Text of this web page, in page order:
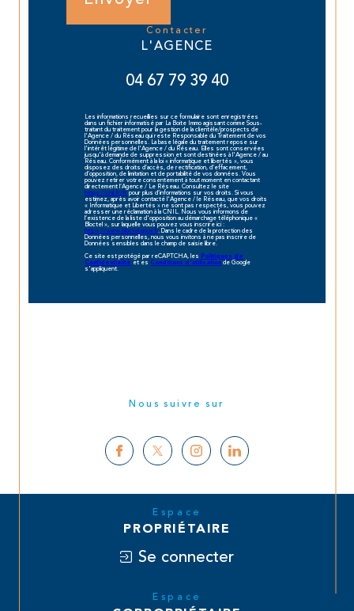
contacter
L'AGENCE
04 67 79 39 40
Les informations recueillies sur ce formulaire sont enregistrées
dans un fichier informatisé par La Boite Immo agissant comme Sous-
traitant du traitement pour la gestion de la clientèle/prospects de
l'Agence / du Réseau qui reste Responsable du Traitement de vos
Données personnelles. La base légale du traitement repose sur
l'intérêt légitime de l'Agence / du Réseau. Elles sont conservées
jusqu'à demande de suppression et sont destinées à l'Agence / au
Réseau. Conformément à la loi « informatique et libertés », vous
disposez des droits d’accès, de rectification, d’effacement,
d’opposition, de limitation et de portabilité de vos données. Vous
pouvez retirer votre consentement à tout moment en contactant
directement l’Agence / Le Réseau. Consultez le site
https://cnil.fr/frpour plus d’informations sur vos droits. Si vous
estimez, après avoir contacté l'Agence / le Réseau, que vos droits
« Informatique et Libertés » ne sont pas respectés, vous pouvez
adresser une réclamation à la CNIL. Nous vous informons de
l’existence de la liste d'opposition au démarchage téléphonique «
Bloctel », sur laquelle vous pouvez vous inscrire ici :
https://www.bloctel.gouv.fr. Dans le cadre de la protection des
Données personnelles, nous vous invitons à ne pas inscrire de
Données sensibles dans le champ de saisie libre.
Ce site est protégé par reCAPTCHA, les Politiques de
Confidentialité et es Conditions d'utilisationde Google
s'appliquent.
Nous suivre sur
Espace
PROPRIÉTAIRE
Se connecter
Espace